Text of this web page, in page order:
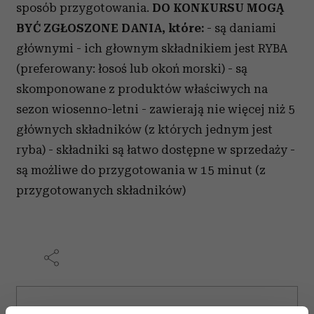
sposób przygotowania. DO KONKURSU MOGĄ
BYĆ ZGŁOSZONE DANIA, które: - są daniami
głównymi - ich głownym składnikiem jest RYBA
(preferowany: łosoś lub okoń morski) - są
skomponowane z produktów właściwych na
sezon wiosenno-letni - zawierają nie więcej niż 5
głównych składników (z których jednym jest
ryba) - składniki są łatwo dostępne w sprzedaży -
są możliwe do przygotowania w 15 minut (z
przygotowanych składników)